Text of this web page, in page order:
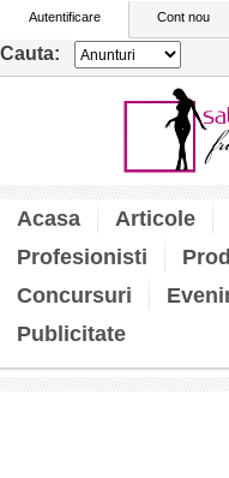
Autentificare Cont nou
Cauta:
Acasa Articole
Profesionisti
Concursuri
Publicitate